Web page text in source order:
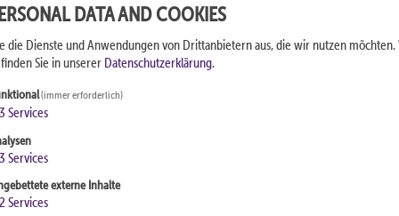
DATA AND COOKIES
die Dienste und Anwendungen von Drittanbietern aus, die wir nutzen möchten.
Sie in unserer Datenschutzerklärung.
(immer erforderlich)
3 Services
3 Services
externe Inhalte
2Services